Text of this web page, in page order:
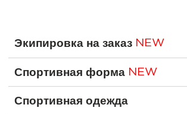
Экипировка на заказ NEW
Спортивная форма NEW
Спортивная одежда